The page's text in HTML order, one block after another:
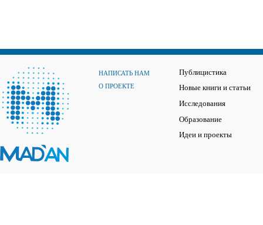
НАПИСАТЬ НАМ
О ПРОЕКТЕ
Публицистика
Новые книги и статьи
Исследования
Образование
Идеи и проекты